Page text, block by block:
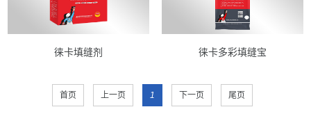
徕卡填缝剂 徕卡多彩填缝宝
首页 上一页 1 下一页 尾页